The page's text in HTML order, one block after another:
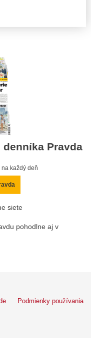
Pravda
každý deň
siete
pohodlne aj v
Podmienky používania